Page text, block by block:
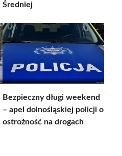
Średniej
Bezpieczny długi weekend
– apel dolnośląskiej policji o
ostrożność na drogach